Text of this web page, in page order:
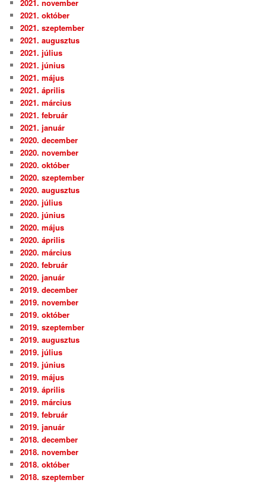
2021. november
2021. október
2021. szeptember
2021. augusztus
2021. július
2021. június
2021. május
2021. április
2021. március
2021. február
2021. január
2020. december
2020. november
2020. október
2020. szeptember
2020. augusztus
2020. július
2020. június
2020. május
2020. április
2020. március
2020. február
2020. január
2019. december
2019. november
2019. október
2019. szeptember
2019. augusztus
2019. július
2019. június
2019. május
2019. április
2019. március
2019. február
2019. január
2018. december
2018. november
2018. október
2018. szeptember